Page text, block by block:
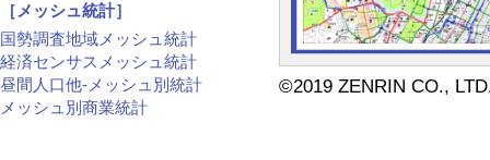
©2019 ZENRIN CO.,
［メッシュ統計］
国勢調査地域メッシュ統計
経済センサスメッシュ統計
昼間人口他-メッシュ別統計
メッシュ別商業統計